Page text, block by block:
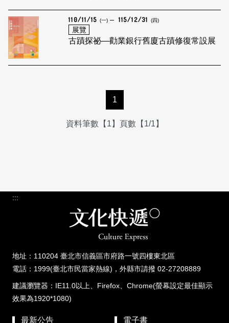
110/11/15 (一) 115/12/31 (四)
展覽
古蹟探祕—勸業銀行舊廈古蹟修復常設展
1
資料筆數【1】頁數【1/1】
:::
地址：110204 臺北市信義區市府路一號四樓東北區
電話：1999(臺北市民當家熱線)，外縣市請撥 02-27208889
建議瀏覽器：IE11.0以上、Firefox、Chrome(螢幕設定最佳顯示
效果為1920*1080)
最新公告 電子書